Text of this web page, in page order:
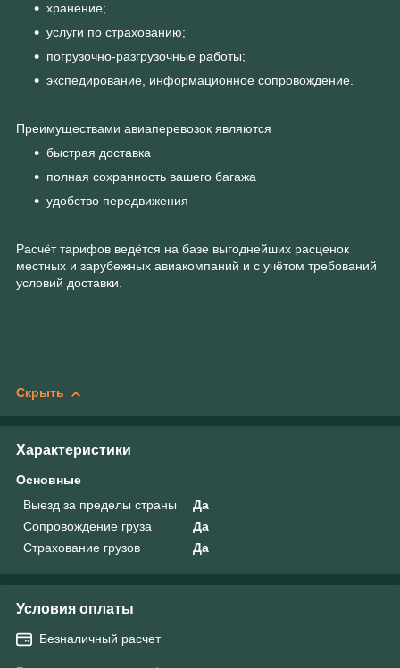
хранение;
услуги по страхованию;
погрузочно-разгрузочные работы;
экспедирование, информационное сопровождение.
Преимуществами авиаперевозок являются
быстрая доставка
полная сохранность вашего багажа
удобство передвижения
Расчёт тарифов ведётся на базе выгоднейших расценок
местных и зарубежных авиакомпаний и с учётом требований
условий доставки.
Скрыть
Характеристики
Основные
Выезд за пределы страны
Да
Сопровождение груза
Да
Страхование грузов
Да
Условия оплаты
Безналичный расчет